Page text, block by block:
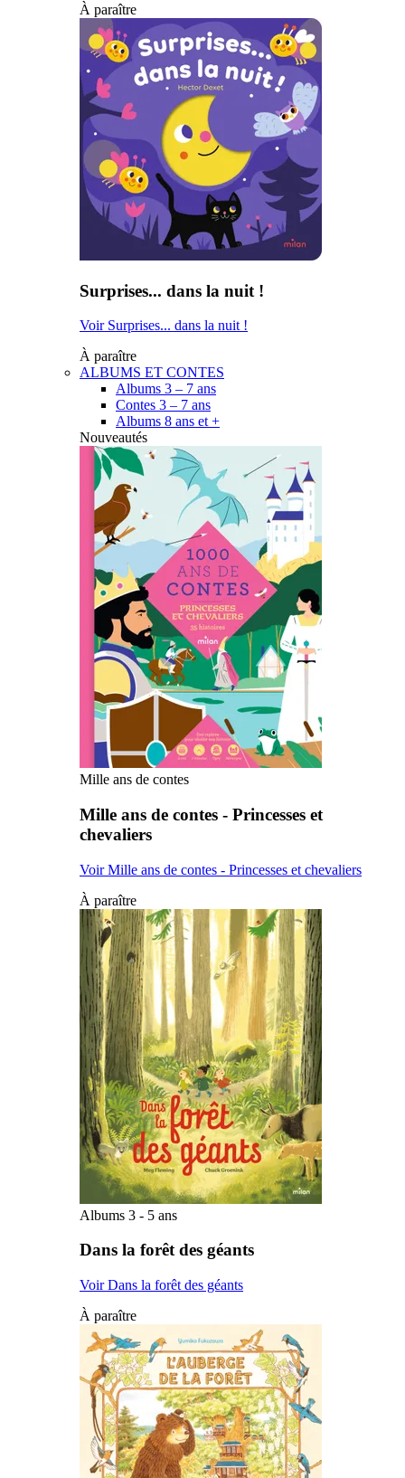
À paraître
Surprises... dans la nuit !
Voir Surprises... dans la nuit !
À paraître
ALBUMS ET CONTES
Albums 3 – 7 ans
Contes 3 – 7 ans
Albums 8 ans et +
Nouveautés
Mille ans de contes
Mille ans de contes - Princesses et
chevaliers
Voir Mille ans de contes - Princesses et chevaliers
À paraître
Albums 3 - 5 ans
Dans la forêt des géants
Voir Dans la forêt des géants
À paraître